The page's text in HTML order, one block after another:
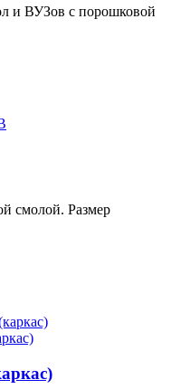
и ВУЗов с порошковой
смолой. Размер